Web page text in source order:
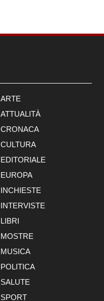
ARTE
ATTUALITÀ
CRONACA
CULTURA
EDITORIALE
EUROPA
INCHIESTE
INTERVISTE
LIBRI
MOSTRE
MUSICA
POLITICA
SALUTE
SPORT